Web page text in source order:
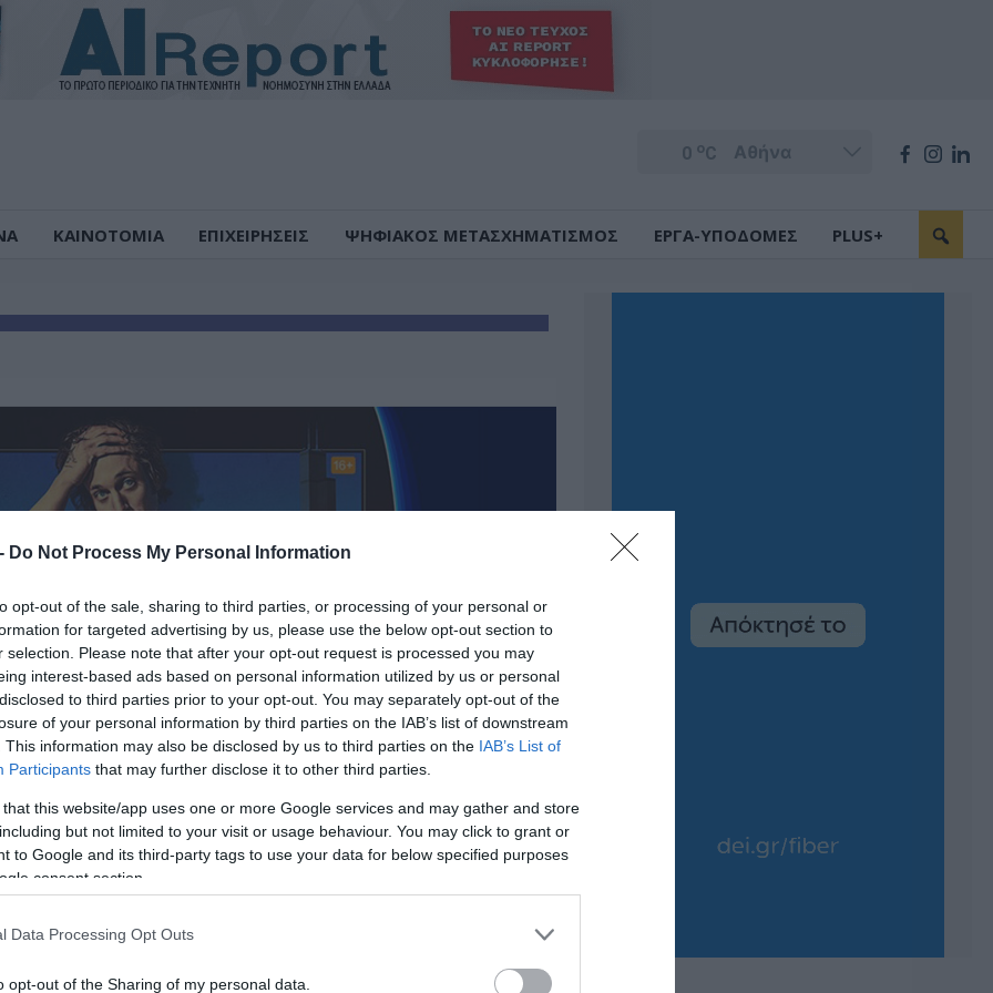
Do Not Process My Personal Information
opt-out of the sale, sharing to third parties, or processing of your personal or
for targeted advertising by us, please use the below opt-out section to
selection. Please note that after your opt-out request is processed you may
interest-based ads based on personal information utilized by us or personal
to third parties prior to your opt-out. You may separately opt-out of the
of your personal information by third parties on the IAB’s list of downstream
This information may also be disclosed by us to third parties on the IAB’s List of
Participants that may further disclose it to other third parties.
that this website/app uses one or more Google services and may gather and store
but not limited to your visit or usage behaviour. You may click to grant or
to Google and its third-party tags to use your data for below specified purposes
consent section.
Data Processing Opt Outs
opt-out of the Sharing of my personal data.
0 oC
ΚΑΙΝΟΤΟΜΙΑ ΕΠΙΧΕΙΡΗΣΕΙΣ ΨΗΦΙΑΚΟΣ ΜΕΤΑΣΧΗΜΑΤΙΣΜΟΣ ΕΡΓΑ-ΥΠΟΔΟΜΕΣ PLUS+